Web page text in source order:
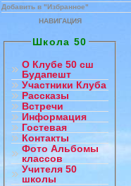
Добавить в "Избранное"
НАВИГАЦИЯ
Школа 50
О Клубе 50 сш
Будапешт
Участники Клуба
Рассказы
Встречи
Информация
Гостевая
Контакты
Фото Альбомы
классов
Учителя 50
школы